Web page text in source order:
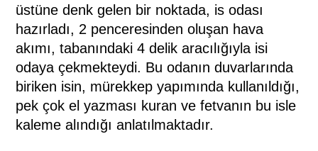
üstüne denk gelen bir noktada, is odası
hazırladı, 2 penceresinden oluşan hava
akımı, tabanındaki 4 delik aracılığıyla isi
odaya çekmekteydi. Bu odanın duvarlarında
biriken isin, mürekkep yapımında kullanıldığı,
pek çok el yazması kuran ve fetvanın bu isle
kaleme alındığı anlatılmaktadır.